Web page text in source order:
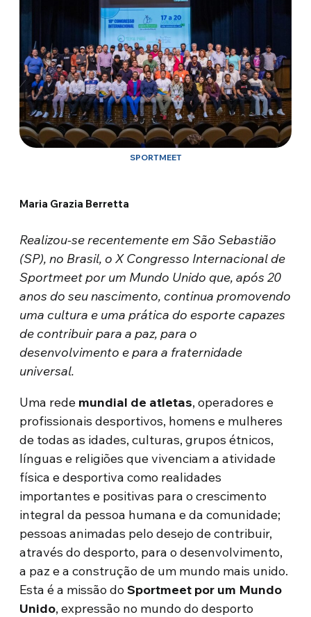
SPORTMEET
Maria Grazia Berretta
Realizou-se recentemente em São Sebastião
(SP), no Brasil, o X Congresso Internacional de
Sportmeet por um Mundo Unido que, após 20
anos do seu nascimento, continua promovendo
uma cultura e uma prática do esporte capazes
de contribuir para a paz, para o
desenvolvimento e para a fraternidade
universal.
Uma rede mundial de atletas, operadores e
profissionais desportivos, homens e mulheres
de todas as idades, culturas, grupos étnicos,
línguas e religiões que vivenciam a atividade
física e desportiva como realidades
importantes e positivas para o crescimento
integral da pessoa humana e da comunidade;
pessoas animadas pelo desejo de contribuir,
através do desporto, para o desenvolvimento,
a paz e a construção de um mundo mais unido.
Esta é a missão doSportmeet por um Mundo
Unido, expressão no mundo do desporto